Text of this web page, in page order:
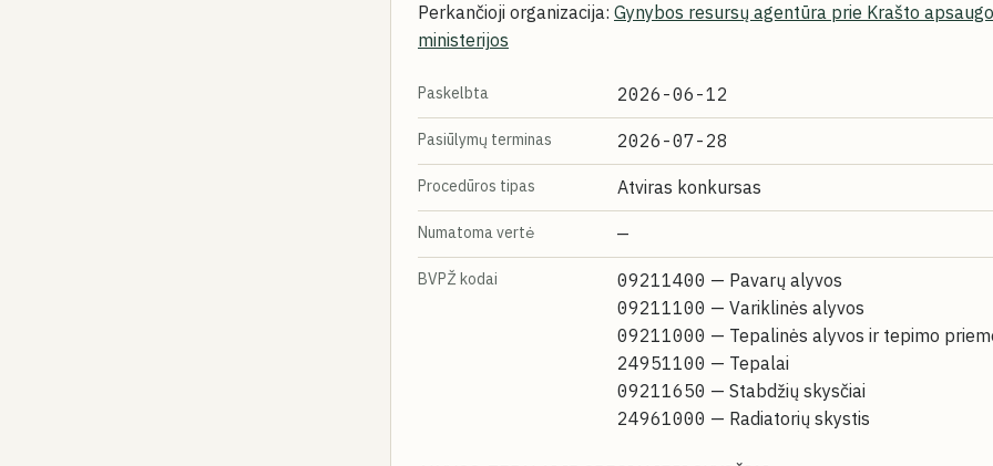
Perkančioji organizacija: Gynybos resursų agentūra prie Krašto
ministerijos
Paskelbta 2026-06-12
Pasiūlymų terminas 2026-07-28
Procedūros tipas Atviras konkursas
Numatoma vertė —
BVPŽ kodai 09211400 — Pavarų alyvos
09211100 — Variklinės alyvos
09211000 — Tepalinės alyvos ir tepimo
24951100 — Tepalai
09211650 — Stabdžių skysčiai
24961000 — Radiatorių skystis